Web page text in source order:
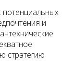
и
стратегию